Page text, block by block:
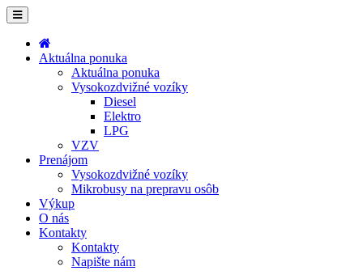
Aktuálna ponuka
Aktuálna ponuka
Vysokozdvižné vozíky
Diesel
Elektro
LPG
VZV
Prenájom
Vysokozdvižné vozíky
Mikrobusy na prepravu osôb
Výkup
O nás
Kontakty
Kontakty
Napište nám